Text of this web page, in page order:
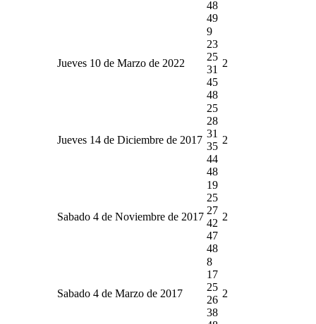
48
49
Jueves 10 de Marzo de 2022
9
23
25
31
45
48
2
Jueves 14 de Diciembre de 2017
25
28
31
35
44
48
2
Sabado 4 de Noviembre de 2017
19
25
27
42
47
48
2
Sabado 4 de Marzo de 2017
8
17
25
26
38
2